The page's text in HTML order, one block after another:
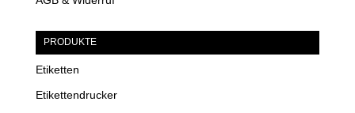
PRODUKTE
Etiketten
Etikettendrucker